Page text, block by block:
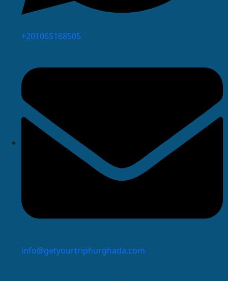
⁦+201065168505
info@getyourtriphurghada.com